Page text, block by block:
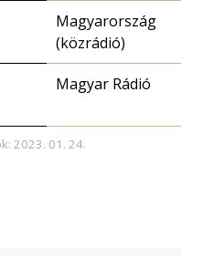
Magyarország
(közrádió)
Magyar Rádió
2023. 01. 24.